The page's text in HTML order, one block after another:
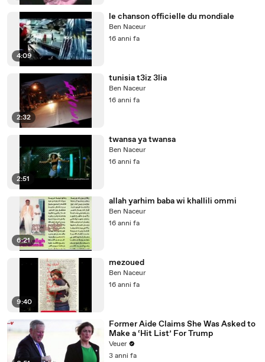
4:09
le chanson officielle du mondiale
Ben Naceur
16 anni fa
2:32
tunisia t3iz 3lia
Ben Naceur
16 anni fa
2:51
twansa ya twansa
Ben Naceur
16 anni fa
6:21
allah yarhim baba wi khallili ommi
Ben Naceur
16 anni fa
9:40
mezoued
Ben Naceur
16 anni fa
Former Aide Claims She Was Asked to
Make a ‘Hit List’ For Trump
Veuer
3 anni fa